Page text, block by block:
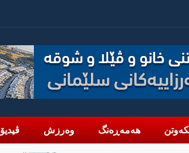
هەمەڕەنگ وەرزش ڤیدیۆ